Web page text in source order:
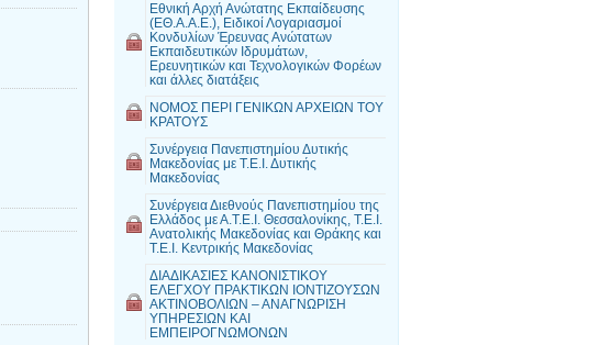
Εθνική Αρχή Ανώτατης Εκπαίδευσης
(ΕΘ.Α.Α.Ε.), Ειδικοί Λογαριασμοί
Κονδυλίων Έρευνας Ανώτατων
Εκπαιδευτικών Ιδρυμάτων,
Ερευνητικών και Τεχνολογικών Φορέων
και άλλες διατάξεις
ΝΟΜΟΣ ΠΕΡΙ ΓΕΝΙΚΩΝ ΑΡΧΕΙΩΝ ΤΟΥ
ΚΡΑΤΟΥΣ
Συνέργεια Πανεπιστημίου Δυτικής
Μακεδονίας με Τ.Ε.Ι. Δυτικής
Μακεδονίας
Συνέργεια Διεθνούς Πανεπιστημίου της
Ελλάδος με Α.Τ.Ε.Ι. Θεσσαλονίκης, Τ.Ε.Ι.
Ανατολικής Μακεδονίας και Θράκης και
Τ.Ε.Ι. Κεντρικής Μακεδονίας
ΔΙΑΔΙΚΑΣΙΕΣ ΚΑΝΟΝΙΣΤΙΚΟΥ
ΕΛΕΓΧΟΥ ΠΡΑΚΤΙΚΩΝ ΙΟΝΤΙΖΟΥΣΩΝ
ΑΚΤΙΝΟΒΟΛΙΩΝ – ΑΝΑΓΝΩΡΙΣΗ
ΥΠΗΡΕΣΙΩΝ ΚΑΙ
ΕΜΠΕΙΡΟΓΝΩΜΟΝΩΝ